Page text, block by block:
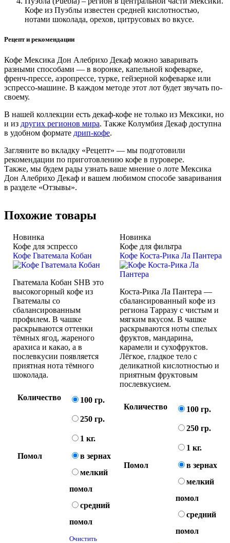
Кофе из Пуэблы известен средней кислотностью,
нотами шоколада, орехов, цитрусовых во вкусе.
Рецепт и рекомендации
Кофе Мексика Дон Алебрихо Декаф можно заваривать
разными способами — в воронке, капельной кофеварке,
френч-прессе, аэропрессе, турке, гейзерной кофеварке или
эспрессо-машине. В каждом методе этот лот будет звучать по-
своему.
В нашей коллекции есть декаф-кофе не только из Мексики, но
и из других регионов мира. Также Колумбия Декаф доступна
в удобном формате дрип-кофе.
Загляните во вкладку «Рецепт» — мы подготовили
рекомендации по приготовлению кофе в пуровере.
Также, мы будем рады узнать ваше мнение о лоте Мексика
Дон Алебрихо Декаф и вашем любимом способе заваривания
в разделе «Отзывы».
Похожие товары
Новинка
Кофе для фильтра
Кофе Коста-Рика Ла Пантера
Коста-Рика Ла Пантера —
сбалансированный кофе из
региона Тарразу с чистым и
мягким вкусом. В чашке
раскрываются ноты спелых
фруктов, мандарина,
карамели и сухофруктов.
Лёгкое, гладкое тело с
деликатной кислотностью и
приятным фруктовым
послевкусием.
Количество 100 гр.
250 гр.
1 кг.
Помол
в зернах
мелкий
помол
средний
помол
Новинка
Кофе для эспрессо
Кофе Гватемала Кобан
Гватемала Кобан SHB это
высокогорный кофе из
Гватемалы со
сбалансированным
профилем. В чашке
раскрываются оттенки
тёмных ягод, жареного
арахиса и какао, а в
послевкусии появляется
приятная нота тёмного
шоколада.
Количество 100 гр.
250 гр.
1 кг.
Помол
в зернах
мелкий
помол
средний
помол
Очистить